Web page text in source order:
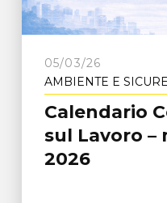
05/03/26
AMBIENTE E
Calendario
sul Lavoro –
2026